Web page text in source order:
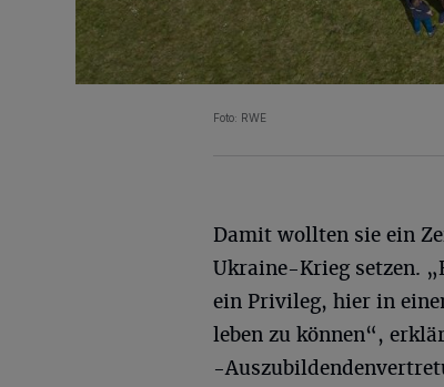
Foto: RWE
Damit wollten sie ein
Ukraine-Krieg setzen.
ein Privileg, hier in
leben zu können“,
-